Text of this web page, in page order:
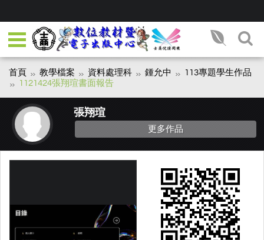
首頁 教學檔案 資料處理科 鍾允中
113專題學生作品
1121424張翔瑄書面報告
張翔瑄
更多作品